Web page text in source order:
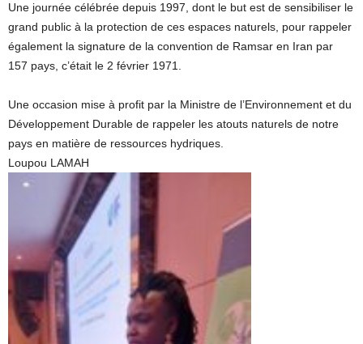
Une journée célébrée depuis 1997, dont le but est de sensibiliser le
grand public à la protection de ces espaces naturels, pour rappeler
également la signature de la convention de Ramsar en Iran par
157 pays, c’était le 2 février 1971.
Une occasion mise à profit par la Ministre de l’Environnement et du
Développement Durable de rappeler les atouts naturels de notre
pays en matière de ressources hydriques.
Loupou LAMAH